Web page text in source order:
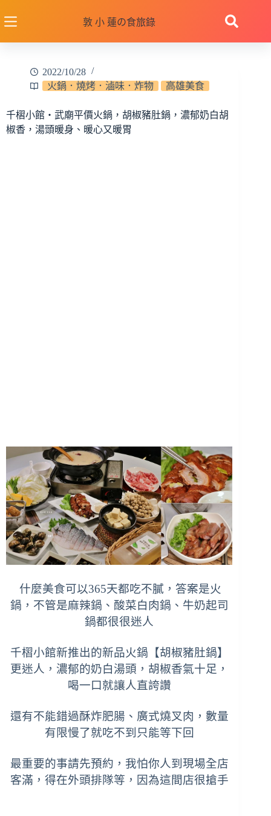
至
敦 小 蓮の食旅錄
2022/10/28
火鍋．燒烤．滷味．炸物
高雄美食
千槢小館‧武廟平價火鍋，胡椒豬肚鍋，濃郁奶白胡
椒香，湯頭暖身、暖心又暖胃
什麼美食可以365天都吃不膩，答案是火
鍋，不管是麻辣鍋、酸菜白肉鍋、牛奶起司
鍋都很很迷人
千槢小館新推出的新品火鍋【胡椒豬肚鍋】
更迷人，濃郁的奶白湯頭，胡椒香氣十足，
喝一口就讓人直誇讚
還有不能錯過酥炸肥腸、廣式燒叉肉 ，數量
有限慢了就吃不到只能等下回
最重要的事請先預約，我怕你人到現場全店
客滿，得在外頭排隊等，因為這間店很搶手